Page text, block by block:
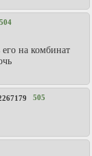
504
на комбинат
505